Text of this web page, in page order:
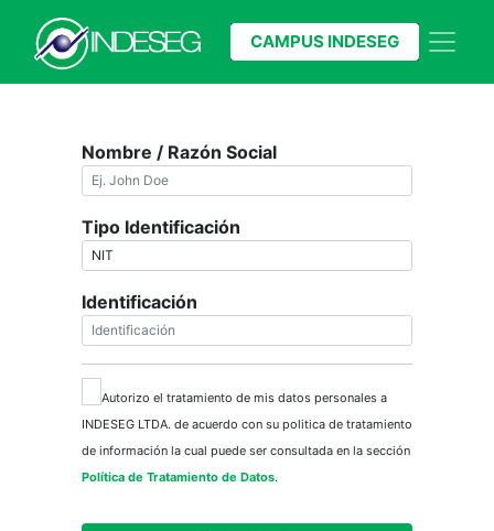
CAMPUS INDESEG
Nombre / Razón Social
Tipo Identificación
Identificación
Autorizo el tratamiento de mis datos personales a
INDESEG LTDA. de acuerdo con su politica de tratamiento
de información la cual puede ser consultada en la sección
Política de Tratamiento de Datos.